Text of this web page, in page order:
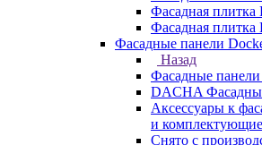
Фасадная
Фасадная
Фасадные панели
Назад
Фасадные
DACHA
Аксессуары к
и комплектующие
Снято с